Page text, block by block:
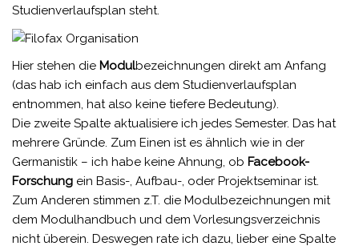
Studienverlaufsplan steht.
Hier stehen die Modulbezeichnungen direkt am Anfang
(das hab ich einfach aus dem Studienverlaufsplan
entnommen, hat also keine tiefere Bedeutung).
Die zweite Spalte aktualisiere ich jedes Semester. Das hat
mehrere Gründe. Zum Einen ist es ähnlich wie in der
Germanistik – ich habe keine Ahnung, ob Facebook-
Forschung ein Basis-, Aufbau-, oder Projektseminar ist.
Zum Anderen stimmen z.T. die Modulbezeichnungen mit
dem Modulhandbuch und dem Vorlesungsverzeichnis
nicht überein. Deswegen rate ich dazu, lieber eine Spalte